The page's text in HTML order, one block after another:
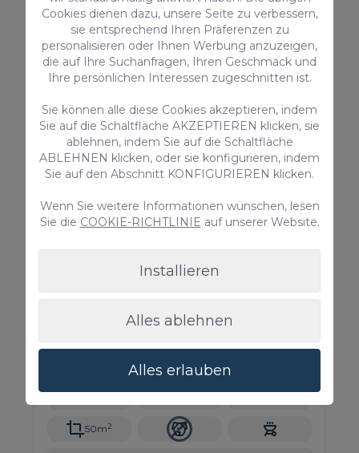
Privater Pool
Ab nur
585,00 €/ Nacht
Bungalow
Bungalow Playa Flor 82
Der Bungalow Playa Flor 82 ist eine neu renovierte
2-Schlafzimmer-Unterkunft in Maspalomas mit
einem Gemeinschaftspool und sehr gut mit
anderen Resorts wie Meloneras oder Playa del
Inglés verbunden.
4 2 1
50m2
Cookies dienen dazu, unsere Seite zu verbessern,
sie entsprechend Ihren Präferenzen zu
personalisieren oder Ihnen Werbung anzuzeigen,
die auf Ihre Suchanfragen, Ihren Geschmack und
Ihre persönlichen Interessen zugeschnitten ist.
Sie können alle diese Cookies akzeptieren, indem
Sie auf die Schaltfläche AKZEPTIEREN klicken, sie
ablehnen, indem Sie auf die Schaltfläche
ABLEHNEN klicken, oder sie konfigurieren, indem
Sie auf den Abschnitt KONFIGURIEREN klicken.
Wenn Sie weitere Informationen wünschen, lesen
Sie die COOKIE-RICHTLINIE auf unserer Website.
Installieren
Alles ablehnen
Alles erlauben